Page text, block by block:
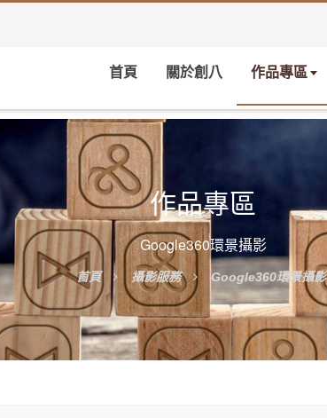
首頁 關於創八 作品專區
作品專區
Google360環景攝影
首頁 攝影服務 Google360環景攝影